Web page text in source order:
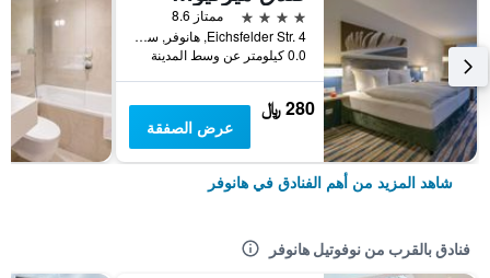
4 نجوم
ممتاز 8.6
Eichsfelder Str. 4, هانوفر, ساكسونيا السفلى, ألمانيا
0.0 كيلومتر عن وسط المدينة
280 ﷼
عرض الصفقة
شاهد المزيد من أهم الفنادق في هانوفر
فنادق بالقرب من نوفوتيل هانوفر